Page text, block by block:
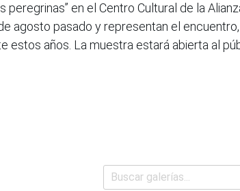
en el Centro Cultural de la
agosto pasado y representan el
años. La muestra estará abierta al